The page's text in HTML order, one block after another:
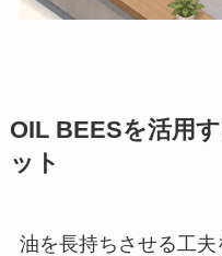
OIL BEESを活用
ット
油を長持ちさせる工